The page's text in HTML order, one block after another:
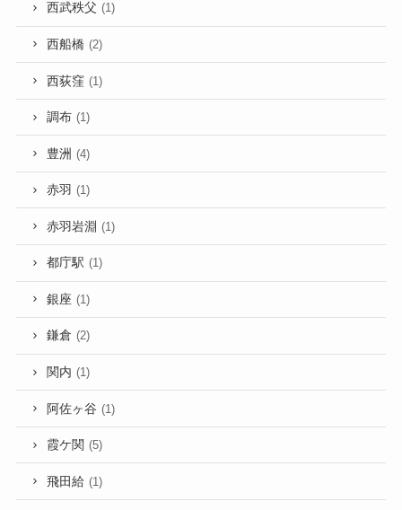
西武秩父 (1)
西船橋 (2)
西荻窪 (1)
調布 (1)
豊洲 (4)
赤羽 (1)
赤羽岩淵 (1)
都庁駅 (1)
銀座 (1)
鎌倉 (2)
関内 (1)
阿佐ヶ谷 (1)
霞ケ関 (5)
飛田給 (1)